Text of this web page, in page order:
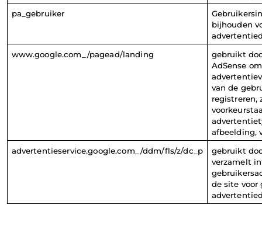
pa_gebruiker
bijhouden
www.google.com_/pagead/landing
gebruikt
AdSense
van de
registreren,
afbeelding,
advertentieservice.google.com_/ddm/fls/z/dc_p
gebruikt
verzamelt
de site voor